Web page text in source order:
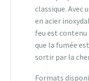
classique. Avec
en acier
feu est
que la fumée
sortir par la
Formats